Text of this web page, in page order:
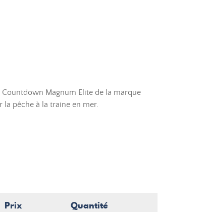
Magnum Elite de la marque
la pêche à la traine en mer.
Prix Quantité